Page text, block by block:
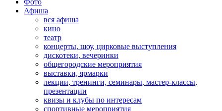
Фото
Афиша
вся афиша
кино
театр
концерты, шоу, цирковые выступления
дискотеки, вечеринки
общегородские мероприятия
выставки, ярмарки
лекции, тренинги, семинары, мастер-классы,
презентации
квизы и клубы по интересам
спортивные мероприятия